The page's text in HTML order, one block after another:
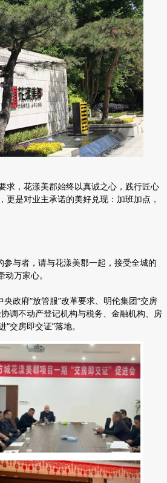
求，花漾美郡始终以真诚之心，践行匠心
是对业主承诺的美好兑现：加班加点，
与者，请与花漾美郡一起，接受全城的
万家心。
政府“放管服”改革要求、明伦集团“交房
调不动产登记机构与税务、金融机构、房
交房即交证”落地。